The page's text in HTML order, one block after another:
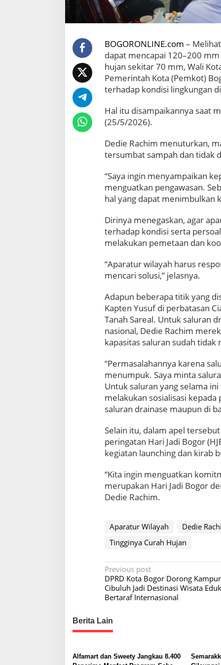
n
k
P
e
n
g
a
s
d
a
e
p
e
u
l
i
a
A
p
t
u
r
W
a
y
a
h
BOGORONLINE.com –
dapat mencapai 120–200
hujan sekitar 70 mm, Wali
Pemerintah Kota (Pemkot)
terhadap kondisi lingkungan
Hal itu disampaikannya saat
(25/5/2026).
Dedie Rachim menuturkan,
tersumbat sampah dan tidak
“Saya ingin menyampaikan
menguatkan pengawasan.
hal yang dapat menimbulkan
Dirinya menegaskan, agar
terhadap kondisi serta
melakukan pemetaan dan
“Aparatur wilayah harus
mencari solusi,” jelasnya.
Adapun beberapa titik yang
Kapten Yusuf di perbatasan
Tanah Sareal. Untuk saluran
nasional, Dedie Rachim
kapasitas saluran sudah tidak
“Permasalahannya karena
menumpuk. Saya minta
Untuk saluran yang selama
melakukan sosialisasi kepada
saluran drainase maupun di
Selain itu, dalam apel
peringatan Hari Jadi Bogor
kegiatan launching dan kirab
“Kita ingin menguatkan
merupakan Hari Jadi Bogor
Dedie Rachim.
Aparatur Wilayah Dedie
Tingginya Curah Hujan
P
o
s
n
v
Previous post
DPRD Kota Bogor Dorong
Cibuluh Jadi Destinasi Wisata
Bertaraf Internasional
Berita Lain
Alfamart dan Sweety Jangkau 8.400